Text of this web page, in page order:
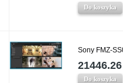
Do koszyka
Sony FMZ-
21446.26
Do koszyka